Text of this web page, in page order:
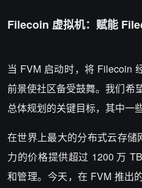
Filecoin 虚拟机：赋能
当 FVM 启动时，将 Filecoin
前景使社区备受鼓舞。我们希
总体规划的关键目标，其中一
在世界上最大的分布式云存
力的价格提供超过 1200 万
和管理。今天，在 FVM 推出